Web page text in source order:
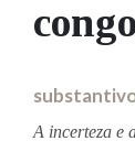
Facebook
Twitter
BUSCAR
A incerteza e